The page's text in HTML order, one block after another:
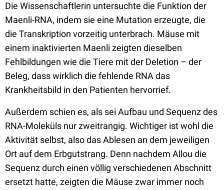
Die Wissenschaftlerin untersuchte die Funktion der
Maenli-RNA, indem sie eine Mutation erzeugte, die
die Transkription vorzeitig unterbrach. Mäuse mit
einem inaktivierten Maenli zeigten dieselben
Fehlbildungen wie die Tiere mit der Deletion – der
Beleg, dass wirklich die fehlende RNA das
Krankheitsbild in den Patienten hervorrief.
Außerdem schien es, als sei Aufbau und Sequenz des
RNA-Moleküls nur zweitrangig. Wichtiger ist wohl die
Aktivität selbst, also das Ablesen an dem jeweiligen
Ort auf dem Erbgutstrang. Denn nachdem Allou die
Sequenz durch einen völlig verschiedenen Abschnitt
ersetzt hatte, zeigten die Mäuse zwar immer noch